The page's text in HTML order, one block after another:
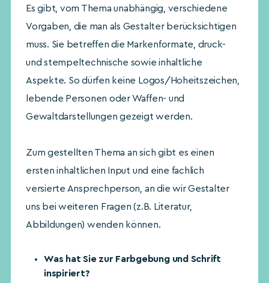
Es gibt, vom Thema unabhängig, verschiedene
Vorgaben, die man als Gestalter berücksichtigen
muss. Sie betreffen die Markenformate, druck-
und stempeltechnische sowie inhaltliche
Aspekte. So dürfen keine Logos/Hoheitszeichen,
lebende Personen oder Waffen- und
Gewaltdarstellungen gezeigt werden.
Zum gestellten Thema an sich gibt es einen
ersten inhaltlichen Input und eine fachlich
versierte Ansprechperson, an die wir Gestalter
uns bei weiteren Fragen (z.B. Literatur,
Abbildungen) wenden können.
Was hat Sie zur Farbgebung und Schrift
inspiriert?